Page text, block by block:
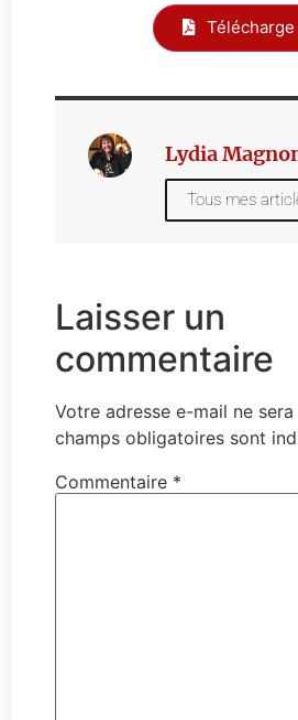
Lydia
Tous mes
Laisser un
commentaire
Votre adresse e-mail ne
champs obligatoires sont
Commentaire *